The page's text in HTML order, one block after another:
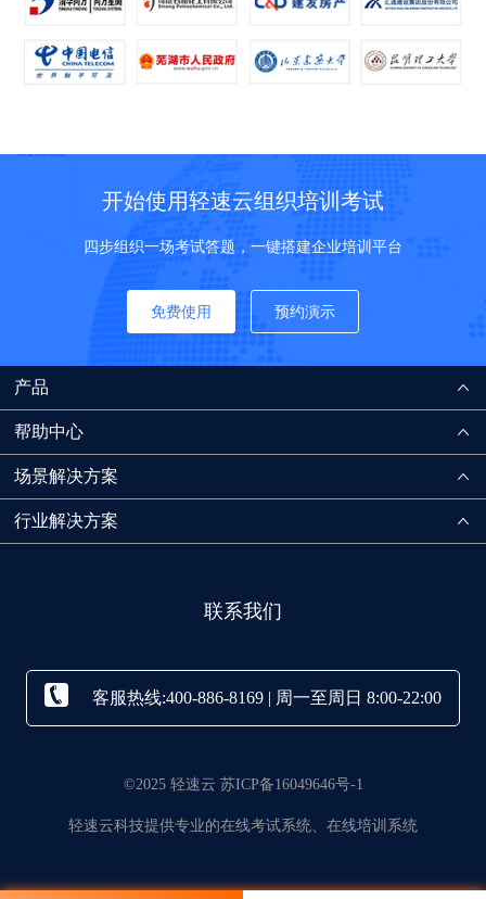
开始使用轻速云组织培训考试
四步组织一场考试答题，一键搭建企业培训平台
免费使用 预约演示
产品
帮助中心
场景解决方案
行业解决方案
联系我们
客服热线:400-886-8169 | 周一至周日 8:00-22:00
©2025 轻速云 苏ICP备16049646号-1
轻速云科技提供专业的在线考试系统、在线培训系统